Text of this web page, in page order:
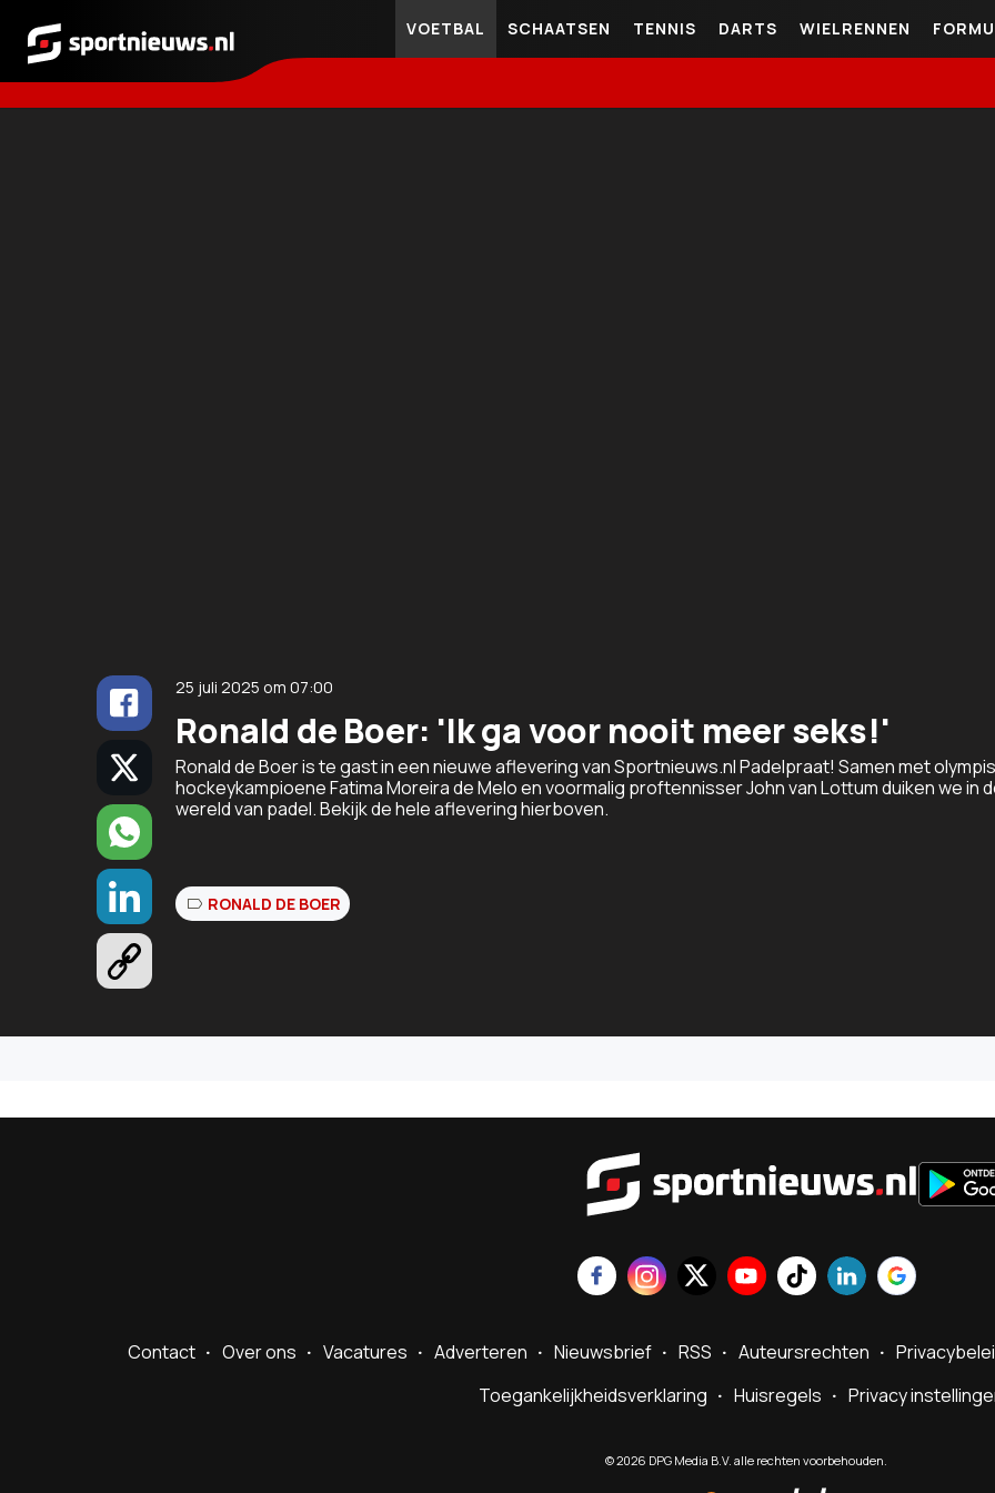
Sportnieuws.nl
VOETBAL SCHAATSEN TENNIS DARTS WIELRENNEN
25 juli 2025 om 07:00
Ronald de Boer: 'Ik ga voor nooit meer seks!'
Ronald de Boer is te gast in een nieuwe aflevering van Sportnieuws.nl Padelpraat! Samen met
hockeykampioene Fatima Moreira de Melo en voormalig proftennisser John van Lottum duiken we in
wereld van padel. Bekijk de hele aflevering hierboven.
RONALD DE BOER
Contact Over ons Vacatures Adverteren Nieuwsbrief RSS Auteursrechten
Toegankelijkheidsverklaring
Huisregels Privacy
©2026 DPG Media B.V. alle rechten voorbehouden.